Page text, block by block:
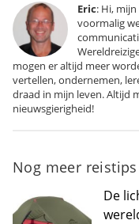
Eric: Hi,
voormalig
mogen er altijd meer
vertellen, ondernemen,
draad in mijn leven. Altijd
nieuwsgierigheid!
Nog meer reistips
De